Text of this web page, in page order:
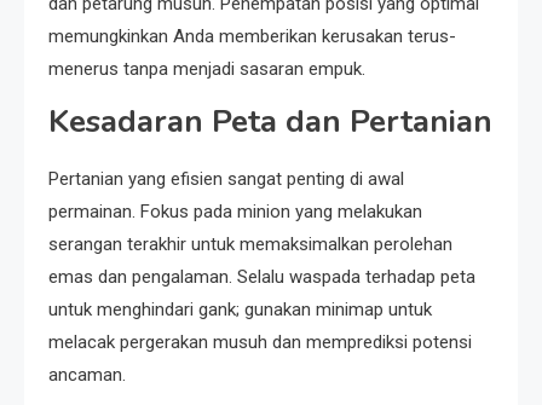
memungkinkan Anda memberikan kerusakan terus-
menerus tanpa menjadi sasaran empuk.
Kesadaran Peta dan Pertanian
Pertanian yang efisien sangat penting di awal
permainan. Fokus pada minion yang melakukan
serangan terakhir untuk memaksimalkan perolehan
emas dan pengalaman. Selalu waspada terhadap peta
untuk menghindari gank; gunakan minimap untuk
melacak pergerakan musuh dan memprediksi potensi
ancaman.